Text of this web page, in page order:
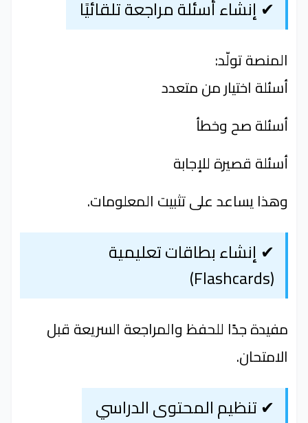
✔ إنشاء أسئلة مراجعة تلقائيًا
المنصة تولّد:
أسئلة اختيار من متعدد
أسئلة صح وخطأ
أسئلة قصيرة للإجابة
وهذا يساعد على تثبيت المعلومات.
✔ إنشاء بطاقات تعليمية
(Flashcards)
مفيدة جدًا للحفظ والمراجعة السريعة قبل
الامتحان.
✔ تنظيم المحتوى الدراسي